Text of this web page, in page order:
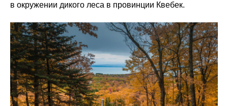
в окружении дикого леса в провинции Квебек.